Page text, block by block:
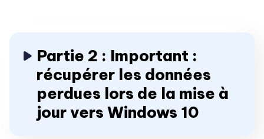
Partie 2 : Important :
récupérer les données
perdues lors de la mise à
jour vers Windows 10